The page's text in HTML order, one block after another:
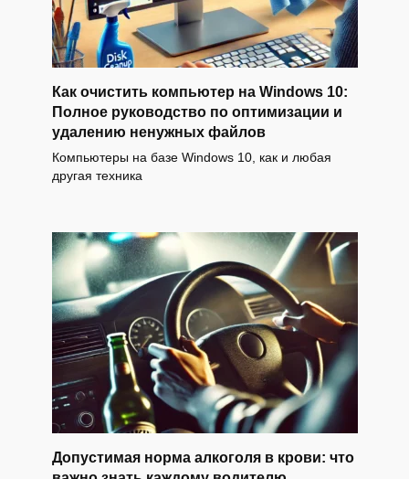
Как очистить компьютер на Windows 10:
Полное руководство по оптимизации и
удалению ненужных файлов
Компьютеры на базе Windows 10, как и любая
другая техника
Допустимая норма алкоголя в крови: что